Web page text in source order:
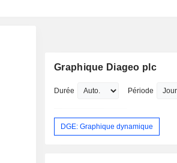
Graphique Diageo plc
Durée Période
DGE: Graphique dynamique